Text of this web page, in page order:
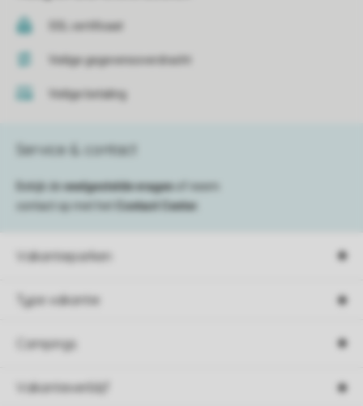
SSL certificaat
Veilige gegevensoverdracht
Veilige betaling
Vakantieparken
Type vakantie
Campings
Vakantieverblijf
Service & contact
Bekijk de veelgestelde vragen
of neem
contact op met het
Contact Center